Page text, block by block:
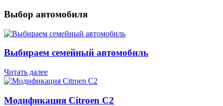
Выбор автомобиля
Выбираем семейный автомобиль
Читать далее
Модификация Citroen С2